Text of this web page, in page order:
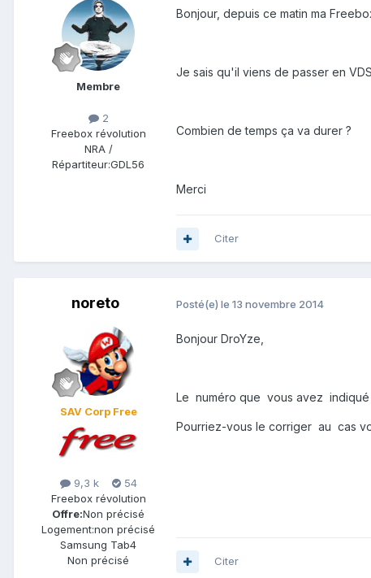
Membre
2
Freebox révolution
NRA /
Répartiteur:GDL56
Bonjour, depuis ce matin ma
Je sais qu'il viens de passer en
Combien de temps ça va durer ?
Merci
Citer
noreto
SAV Corp Free
9,3 k
54
Freebox révolution
Offre:Non précisé
Logement:non précisé
Samsung Tab4
Non précisé
Posté(e) le 13 novembre 2014
Bonjour DroYze,
Le numéro que vous avez indiqué
Pourriez-vous le corriger au cas
Citer